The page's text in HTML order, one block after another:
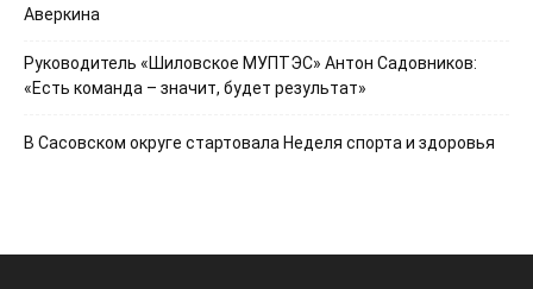
Аверкина
Руководитель «Шиловское МУПТЭС» Антон Садовников:
«Есть команда – значит, будет результат»
В Сасовском округе стартовала Неделя спорта и здоровья